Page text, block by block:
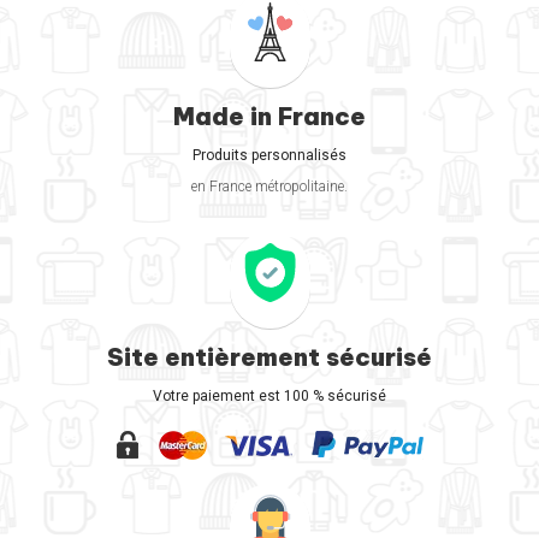
Made in France
Produits personnalisés
en France métropolitaine.
Site entièrement sécurisé
Votre paiement est 100 % sécurisé